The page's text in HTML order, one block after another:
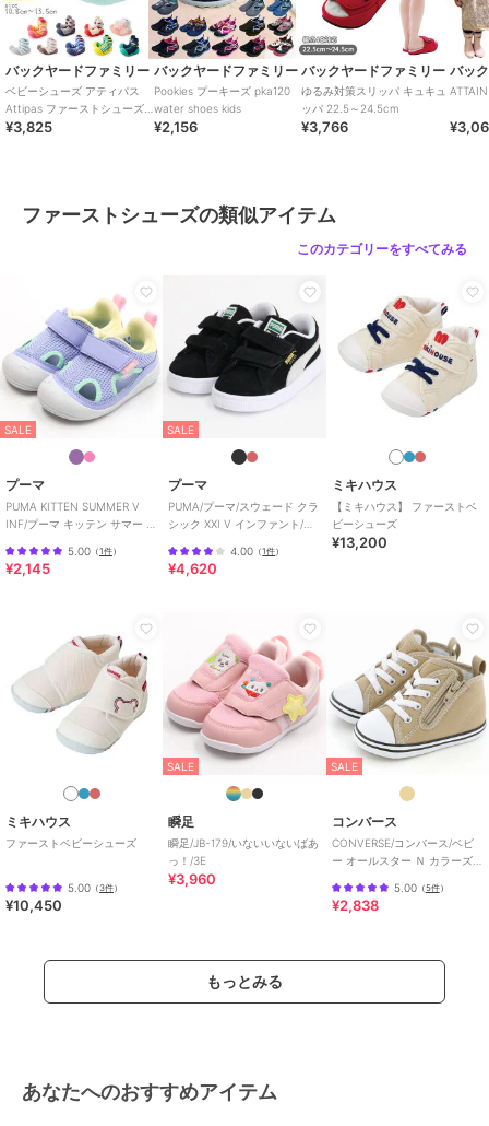
ブランド バックヤードファミリー
ショップ バックヤードファミリー
商品カテゴリ ベビーシューズ ／ファーストシ
ューズ
ボーイズ
ファーストシ
サイズ ベビーシューズ
バックヤードファミリー
ベビーシューズ アティパス
Attipas ファーストシューズ
トレーニングシューズ コサー
¥3,825
バックヤードファミリー
Pookies プーキーズ pka120
water shoes kids
¥2,156
バックヤードファミリー
ゆるみ対策スリッパ キュキュ
ッパ 22.5～24.5cm
¥3,766
バッ
ファーストシューズの類似アイテム
このカテゴリーをすべてみる
SALE
プーマ
PUMA KITTEN SUMMER V
INF/プーマ キッテン サマー V
5.00 （1件）
¥2,145
SALE
プーマ
PUMA/プーマ/スウェード クラ
シック XXI V インファント/ベ
4.00 （1件）
¥4,620
ミキハウス
【ミキハウス】 ファーストベ
ビーシューズ
¥13,200
ミキハウス
ファーストベビーシューズ
5.00 （3件）
¥10,450
SALE
瞬足
瞬足/JB-179/いないいないばあ
っ！/3E
¥3,960
SALE
コンバース
CONVERSE/コンバース/ベビ
ー オールスター Ｎ カラーズ
5.00（5件）
¥2,838
もっとみる
あなたへのおすすめアイテム